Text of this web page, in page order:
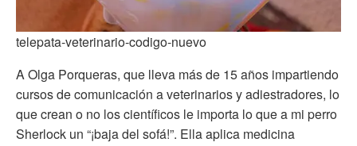
telepata-veterinario-codigo-nuevo
A Olga Porqueras, que lleva más de 15 años impartiendo
cursos de comunicación a veterinarios y adiestradores, lo
que crean o no los científicos le importa lo que a mi perro
Sherlock un “¡baja del sofá!”. Ella aplica medicina